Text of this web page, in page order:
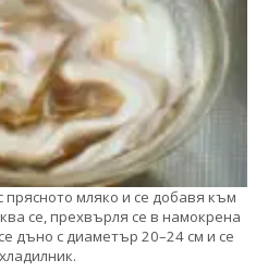
прясното мляко и се добавя към
се, прехвърля се в намокрена
дъно с диаметър 20–24 см и се